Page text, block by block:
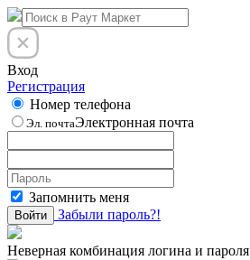
Вход
Регистрация
Номер телефона
Эл. почтаЭлектронная почта
Запомнить меня
Войти Забыли пароль?!
Неверная комбинация логина и пароля